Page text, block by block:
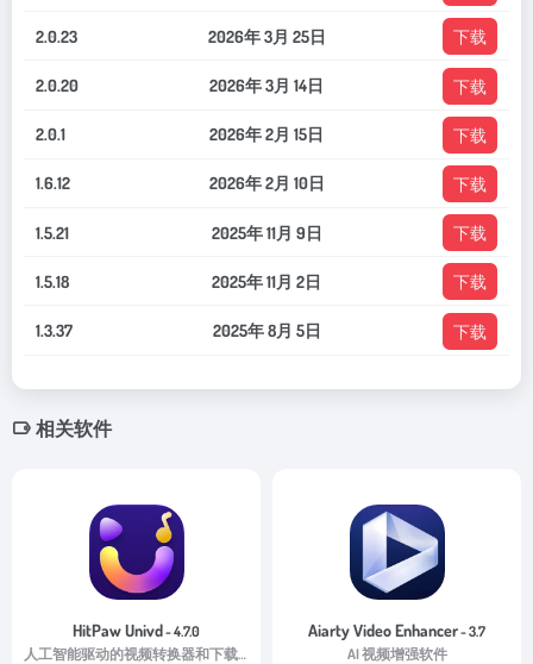
2.0.23 2026年 3月 25日 下载
2.0.20 2026年 3月 14日 下载
2.0.1 2026年 2月 15日 下载
1.6.12 2026年 2月 10日 下载
1.5.21 2025年 11月 9日 下载
1.5.18 2025年 11月 2日 下载
1.3.37 2025年 8月 5日 下载
相关软件
HitPaw Univd- 4.7.0
人工智能驱动的视频转换器和下载器
Aiarty Video Enhancer- 3.7
AI 视频增强软件